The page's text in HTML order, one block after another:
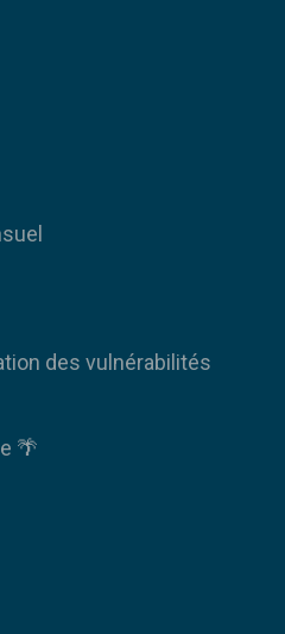
des vulnérabilités
🌴